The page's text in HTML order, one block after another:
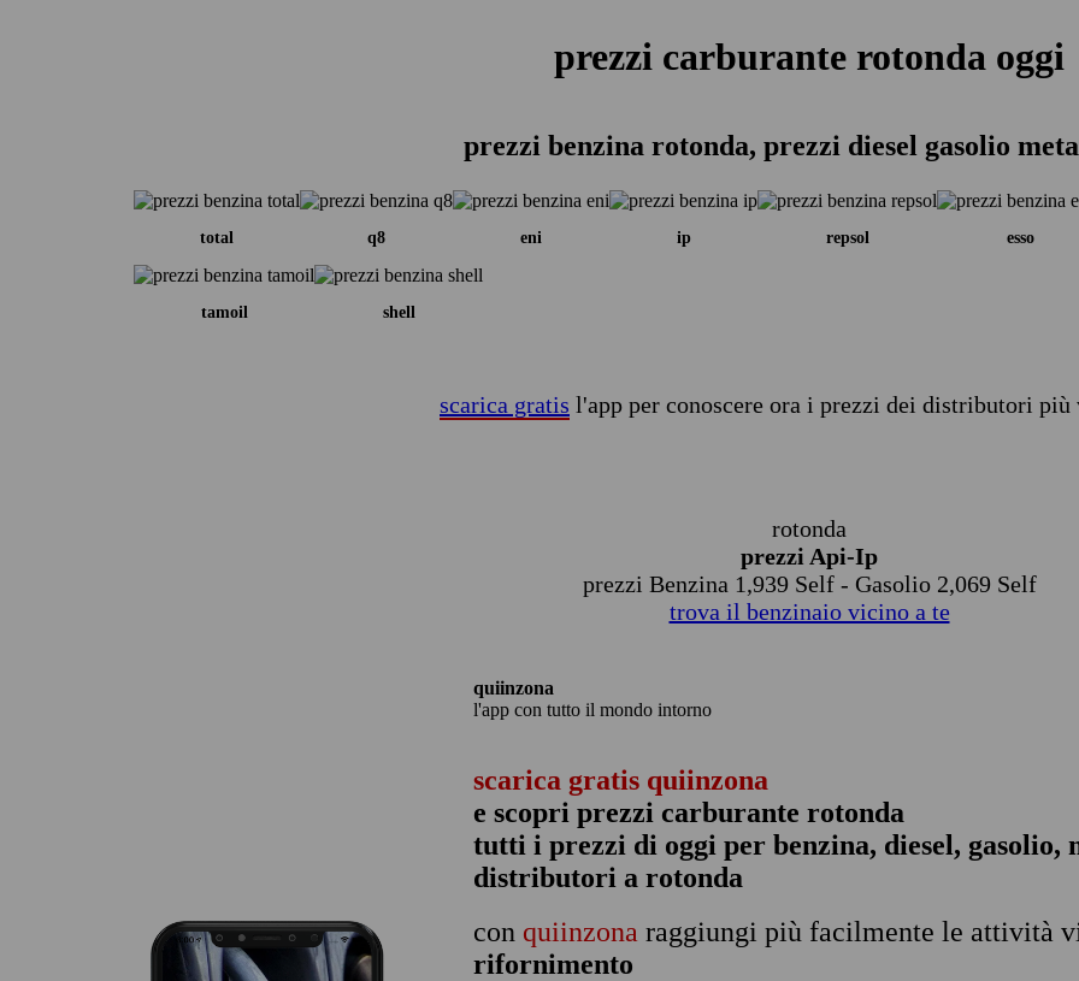
prezzi carburante rotonda oggi
prezzi benzina rotonda, prezzi diesel gasolio
total q8 eni ip repsol esso
tamoil shell
scarica gratis l'app per conoscere ora i prezzi dei distributori più
rotonda
prezzi Api-Ip
prezzi Benzina 1,939 Self - Gasolio 2,069 Self
trova il benzinaio vicino a te
quiinzona
l'app con tutto il mondo intorno
scarica gratis quiinzona
e scopri prezzi carburante rotonda
tutti i prezzi di oggi per benzina, diesel, gasolio,
distributori a rotonda
con quiinzona raggiungi più facilmente le attività
rifornimento